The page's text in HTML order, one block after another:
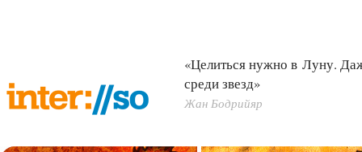
«Целиться нужно в Луну.
среди звезд»
Жан Бодрийяр